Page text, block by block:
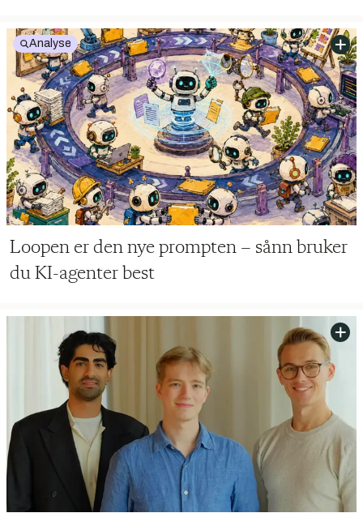
Analyse
Loopen er den nye prompten – sånn bruker
du KI-agenter best